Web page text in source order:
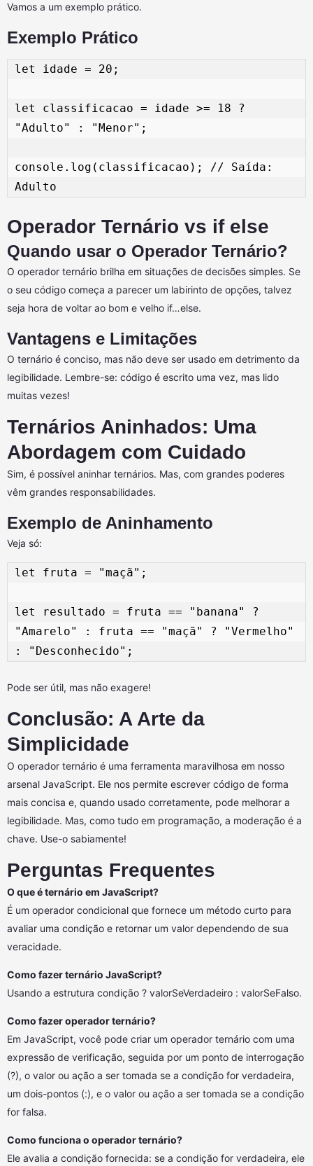
Vamos a um exemplo prático.
Exemplo Prático
let idade = 20;
let classificacao = idade >= 18 ?
"Adulto" : "Menor";
console.log(classificacao); // Saída:
Operador Ternário vs if else
Quando usar o Operador Ternário?
O operador ternário brilha em situações de decisões simples. Se
o seu código começa a parecer um labirinto de opções, talvez
seja hora de voltar ao bom e velho if…else.
Vantagens e Limitações
O ternário é conciso, mas não deve ser usado em detrimento da
legibilidade. Lembre-se: código é escrito uma vez, mas lido
muitas vezes!
Ternários Aninhados: Uma
Abordagem com Cuidado
Sim, é possível aninhar ternários. Mas, com grandes poderes
vêm grandes responsabilidades.
Exemplo de Aninhamento
Veja só:
let fruta = "maçã";
let resultado = fruta == "banana" ?
"Amarelo" : fruta == "maçã" ? "Vermelho"
Pode ser útil, mas não exagere!
Conclusão: A Arte da
Simplicidade
O operador ternário é uma ferramenta maravilhosa em nosso
arsenal JavaScript. Ele nos permite escrever código de forma
mais concisa e, quando usado corretamente, pode melhorar a
legibilidade. Mas, como tudo em programação, a moderação é a
chave. Use-o sabiamente!
Perguntas Frequentes
O que é ternário em JavaScript?
É um operador condicional que fornece um método curto para
avaliar uma condição e retornar um valor dependendo de sua
veracidade.
Como fazer ternário JavaScript?
Usando a estrutura condição ? valorSeVerdadeiro : valorSeFalso.
Como fazer operador ternário?
Em JavaScript, você pode criar um operador ternário com uma
expressão de verificação, seguida por um ponto de interrogação
(?), o valor ou ação a ser tomada se a condição for verdadeira,
um dois-pontos (:), e o valor ou ação a ser tomada se a condição
for falsa.
Como funciona o operador ternário?
Ele avalia a condição fornecida: se a condição for verdadeira, ele